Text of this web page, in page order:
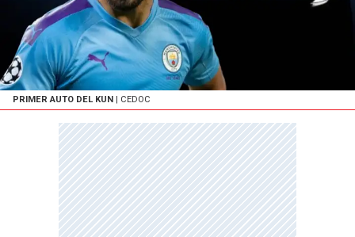
PRIMER AUTO DEL KUN | CEDOC